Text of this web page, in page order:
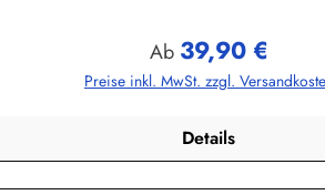
Regulärer Preis:
Ab 39,90 €
Preise inkl. MwSt. zzgl.
Details